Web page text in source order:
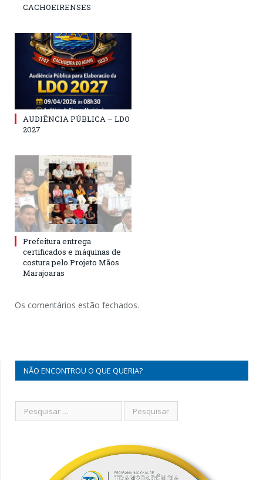
CACHOEIRENSES
AUDIÊNCIA PÚBLICA – LDO
2027
Prefeitura entrega
certificados e máquinas de
costura pelo Projeto Mãos
Marajoaras
Os comentários estão fechados.
NÃO ENCONTROU O QUE QUERIA?